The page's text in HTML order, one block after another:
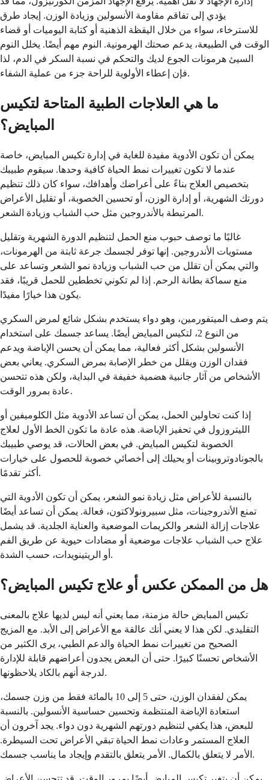
يؤدي إلى تفاقم مقاومة الأنسولين وزيادة الوزن. إيجاد طرق
للاسترخاء، سواء من خلال اليقظة الذهنية أو كتابة اليوميات أو قضاء
الوقت في الطبيعة، يدعم صحتك الهرمونية. النوم مهم أيضًا. يخلل النوم
السيئ هرمونات الجوع لديك والتحكم في نسبة السكر في الدم، لذا
فإن إعطاء الأولوية للراحة جزء من عملية الشفاء.
ما هي العلاجات الطبية المتاحة لتكيس
المبايض؟
يمكن أن تكون الأدوية مفيدة للغاية في إدارة تكيس المبايض، خاصة
عندما لا تكون تغييرات نمط الحياة كافية وحدها. سيقوم طبيبك
بتخصيص العلاج بناءً على أعراضك وأهدافك، سواء كان ذلك تنظيم
دورتك الشهرية، أو إدارة الوزن، أو تحسين الخصوبة، أو تقليل الأعراض
المرتبطة بالأندروجين مثل حب الشباب وزيادة الشعر.
غالبًا ما توصف حبوب منع الحمل لتنظيم الدورة الشهرية وتقليل
مستويات الأندروجين. إنها توفر لجسمك جرعة ثابتة من الهرمونات،
والتي يمكن أن تقلل من حب الشباب وزيادة نمو الشعر وتساعد على
منع سماكة بطانة الرحم. إذا لم تكوني تخططين للحمل قريبًا، فقد
يكون هذا خيارًا مفيدًا.
يتم وصف الميتفورمين، وهو دواء يستخدم بشكل شائع لمرض السكري
من النوع 2، لتكيس المبايض أيضًا. يساعد جسمك على استخدام
الأنسولين بشكل أكثر فعالية، مما يمكن أن يحسن الإباضة ويدعم
فقدان الوزن ويقلل من خطر الإصابة بمرض السكري. يعاني بعض
الأشخاص من آثار جانبية هضمية خفيفة في البداية، ولكن هذه تتحسن
عادة بمرور الوقت.
إذا كنت تحاولين الحمل، يمكن أن تساعد الأدوية مثل الكلوميفين أو
الليتروزول في تحفيز الإباضة. هذه عادة ما تكون الخط الأول لعلاج
الخصوبة لتكيس المبايض. في بعض الحالات، قد يوصي طبيبك
بالجونادوتروبينات أو يحيلك إلى أخصائي خصوبة للحصول على خيارات
أكثر تقدمًا.
بالنسبة للأعراض مثل زيادة نمو الشعر، يمكن أن تكون الأدوية التي
تمنع الأندروجينات، مثل سبيرونولاكتون، فعالة. يمكن أن تساعد أيضًا
علاجات إزالة الشعر والكريمات الموضعية والعناية الجلدية. قد يشمل
علاج حب الشباب علاجات موضعية أو مضادات حيوية عن طريق الفم
أو الريتينويدات، حسب الشدة.
هل من الممكن عكس أو علاج تكيس المبايض؟
تكيس المبايض حالة مزمنة، مما يعني أنه ليس لديها علاج بالمعنى
التقليدي. لكن هذا لا يعني أنك عالقة مع الأعراض إلى الأبد. مع المزيج
الصحيح من تغييرات نمط الحياة والدعم الطبي، يرى الكثير من
الأشخاص تحسنًا كبيرًا. حتى أن البعض يجدون أعراضهم قابلة للإدارة
لدرجة أنهم بالكاد يلاحظونها.
يمكن لفقدان الوزن، حتى 5 إلى 10 بالمائة فقط من وزن جسمك،
استعادة الإباضة المنتظمة وتحسين حساسية الأنسولين. بالنسبة
للبعض، هذا يكفي لتنظيم دورتهم الشهرية دون دواء. يجد آخرون أن
العلاج المستمر وعادات نمط الحياة تبقي الأعراض تحت السيطرة.
الأمر لا يتعلق بالكمال. الأمر يتعلق بالتقدم وإيجاد ما يناسب جسمك.